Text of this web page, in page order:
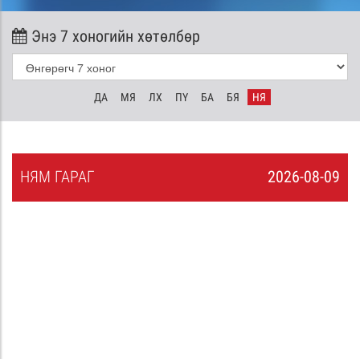
Энэ 7 хоногийн хөтөлбөр
ДА МЯ ЛХ ПҮ БА БЯ НЯ
2026-08-09
НЯМ ГАРАГ